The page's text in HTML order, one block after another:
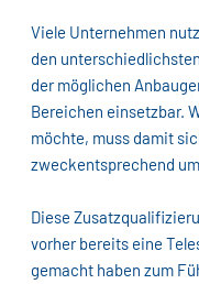
Viele Unternehmen
den
der möglichen
Bereichen einsetzbar.
möchte, muss damit
zweckentsprechend
Diese
vorher bereits eine
gemacht haben zum